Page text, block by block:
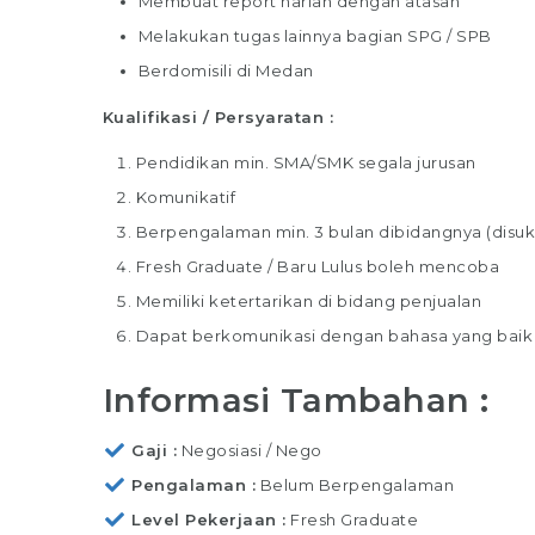
Melakukan tugas lainnya bagian SPG / SPB
Berdomisili di Medan
Kualifikasi / Persyaratan :
Pendidikan min. SMA/SMK segala jurusan
Komunikatif
Berpengalaman min. 3 bulan dibidangnya
Fresh Graduate / Baru Lulus boleh mencoba
Memiliki ketertarikan di bidang penjualan
Dapat berkomunikasi dengan bahasa yang
Informasi Tambahan :
Gaji
Negosiasi / Nego
Pengalaman
Belum Berpengalaman
Level Pekerjaan
Fresh Graduate